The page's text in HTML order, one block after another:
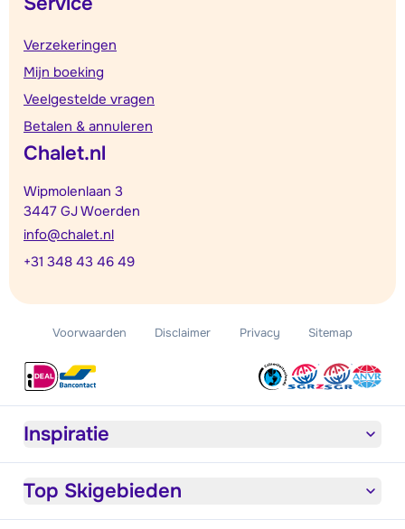
Verzekeringen
Mijn boeking
Veelgestelde vragen
Betalen & annuleren
Chalet.nl
Wipmolenlaan 3
3447 GJ Woerden
info@chalet.nl
+31 348 43 46 49
Voorwaarden Disclaimer Privacy Sitemap
Inspiratie
Top Skigebieden